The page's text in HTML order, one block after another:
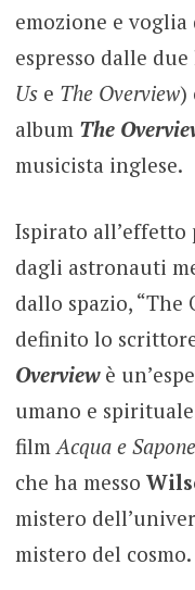
emozione e
espresso dalle
Use The Overview)
album The
musicista inglese.
Ispirato all’effetto
dagli astronauti
dallo spazio, “The
definito lo
Overviewè
umano e
filmAcqua e Sapone
che ha messo
mistero
mistero del cosmo.